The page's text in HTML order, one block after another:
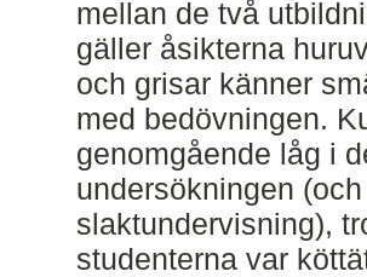
mellan de två
gäller åsikterna
och grisar känner
med bedövningen.
genomgående låg i
undersökningen
slaktundervisning),
studenterna var